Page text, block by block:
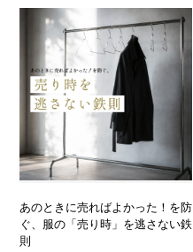
あのときに売ればよかった！を防
ぐ、服の「売り時」を逃さない鉄
則